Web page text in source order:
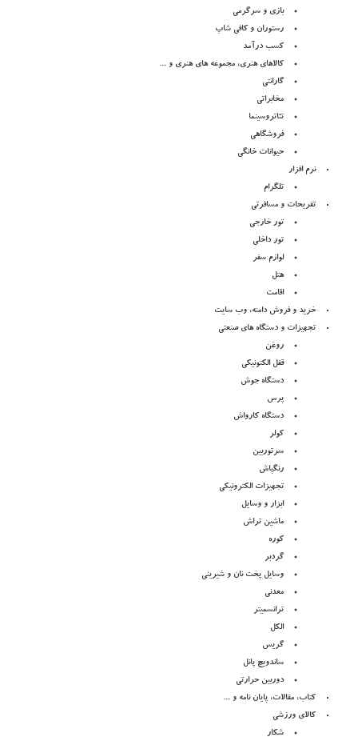
بازی و سرگرمی
رستوران و کافی شاپ
کسب درآمد
کالاهای هنری، مجموعه های هنری و ...
گارانتی
مخابراتی
تئاتروسینما
فروشگاهی
حیوانات خانگی
نرم افزار
تلگرام
تفریحات و مسافرتی
تور خارجی
تور داخلی
لوازم سفر
هتل
اقامت
خرید و فروش دامنه، وب سایت
تجهیزات و دستگاه های صنعتی
روغن
قفل الکتونیکی
دستگاه جوش
پرس
دستگاه کارواش
کولر
سرتوربین
رنگپاش
تجهیزات الکترونیکی
ابزار و وسایل
ماشین تراش
کوره
گردبر
وسایل پخت نان و شیرینی
معدنی
ترانسمیتر
الکل
گریس
ساندویچ پانل
دوربین حرارتی
کتاب، مقالات، پایان نامه و ...
کالای ورزشی
شکار